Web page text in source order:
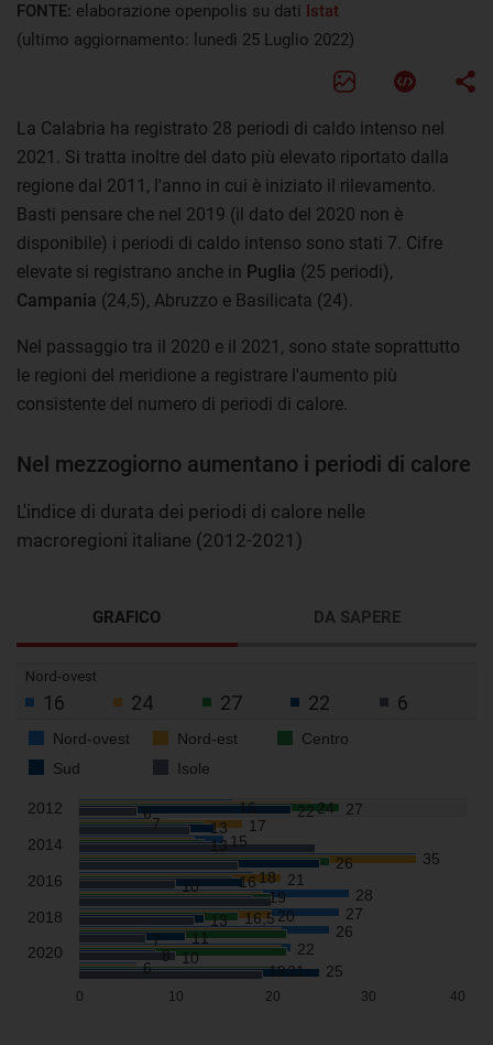
FONTE: elaborazione openpolis su dati Istat
(ultimo aggiornamento: lunedì 25 Luglio 2022)
La Calabria ha registrato 28 periodi di caldo intenso nel
2021. Si tratta inoltre del dato più elevato riportato dalla
regione dal 2011, l'anno in cui è iniziato il rilevamento.
Basti pensare che nel 2019 (il dato del 2020 non è
disponibile) i periodi di caldo intenso sono stati 7. Cifre
elevate si registrano anche in Puglia (25 periodi),
Campania (24,5), Abruzzo e Basilicata (24).
Nel passaggio tra il 2020 e il 2021, sono state soprattutto
le regioni del meridione a registrare l'aumento più
consistente del numero di periodi di calore.
Nel mezzogiorno aumentano i periodi di calore
L'indice di durata dei periodi di calore nelle
macroregioni italiane (2012-2021)
GRAFICO DA SAPERE